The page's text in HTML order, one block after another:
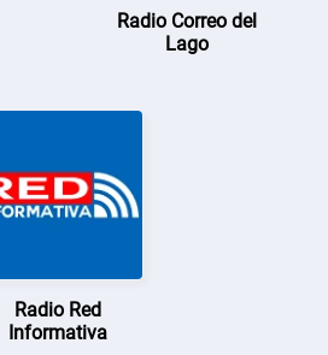
Radio Correo del
Lago
Radio Red
Informativa